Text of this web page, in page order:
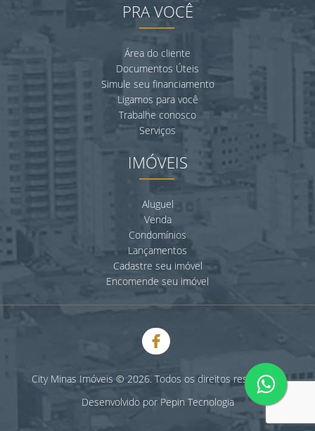
PRA VOCÊ
Área do cliente
Documentos Úteis
Simule seu financiamento
Ligamos para você
Trabalhe conosco
Serviços
IMÓVEIS
Aluguel
Venda
Condomínios
Lançamentos
Cadastre seu imóvel
Encomende seu imóvel
City Minas Imóveis © 2026. Todos os direitos reservados.
Desenvolvido por Pepin Tecnologia